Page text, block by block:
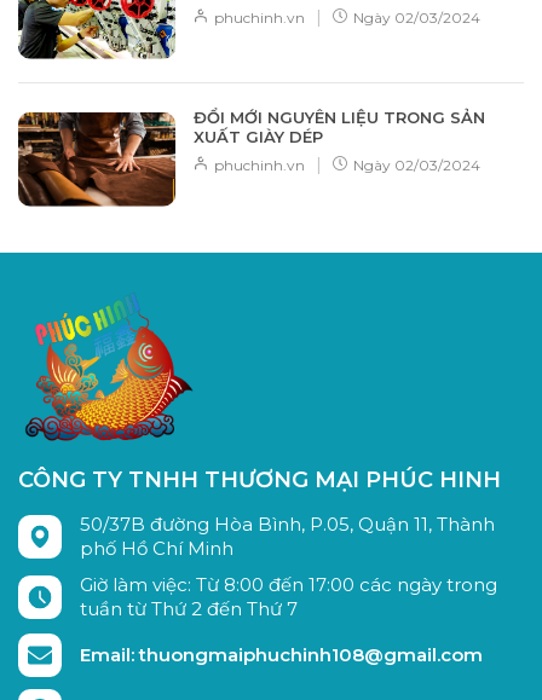
phuchinh.vn | Ngày 02/03/2024
ĐỔI MỚI NGUYÊN LIỆU TRONG SẢN
XUẤT GIÀY DÉP
phuchinh.vn | Ngày 02/03/2024
CÔNG TY TNHH THƯƠNG MẠI PHÚC HINH
50/37B đường Hòa Bình, P.05, Quận 11, Thành
phố Hồ Chí Minh
Giờ làm việc: Từ 8:00 đến 17:00 các ngày trong
tuần từ Thứ 2 đến Thứ 7
Email: thuongmaiphuchinh108@gmail.com